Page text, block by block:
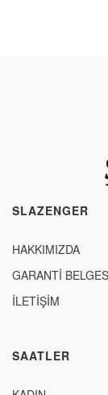
SLAZENGER
HAKKIMIZDA
GARANTİ
İLETİŞİM
SAATLER